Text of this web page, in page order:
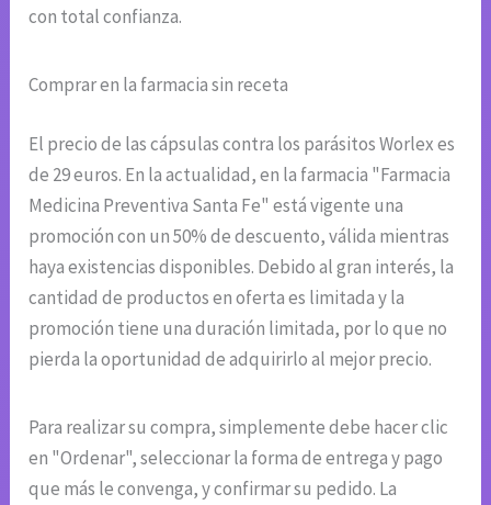
con total confianza.
Comprar en la farmacia sin receta
El precio de las cápsulas contra los parásitos Worlex es
de 29 euros. En la actualidad, en la farmacia "Farmacia
Medicina Preventiva Santa Fe" está vigente una
promoción con un 50% de descuento, válida mientras
haya existencias disponibles. Debido al gran interés, la
cantidad de productos en oferta es limitada y la
promoción tiene una duración limitada, por lo que no
pierda la oportunidad de adquirirlo al mejor precio.
Para realizar su compra, simplemente debe hacer clic
en "Ordenar", seleccionar la forma de entrega y pago
que más le convenga, y confirmar su pedido. La